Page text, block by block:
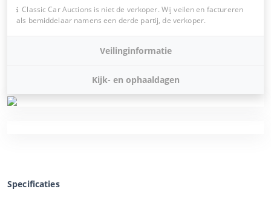
Classic Car Auctions is niet de verkoper. Wij veilen en factureren
als bemiddelaar namens een derde partij, de verkoper.
Veilinginformatie
Kijk- en ophaaldagen
Specificaties